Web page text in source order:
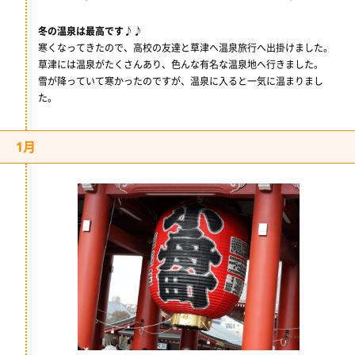
冬の温泉は最高です♪♪
寒くなってきたので、高校の友達と草津へ温泉旅行へ出掛けました。
草津には温泉がたくさんあり、色んな有名な温泉地へ行きました。
雪が降っていて寒かったのですが、温泉に入ると一気に温まりまし
た。
1月